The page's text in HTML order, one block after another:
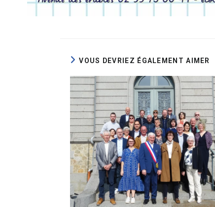
VOUS DEVRIEZ ÉGALEMENT AIMER